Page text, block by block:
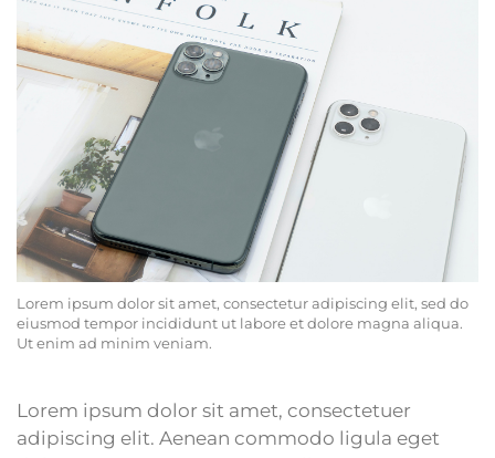
Lorem ipsum dolor sit amet, consectetur adipiscing elit, sed do
eiusmod tempor incididunt ut labore et dolore magna aliqua.
Ut enim ad minim veniam.
Lorem ipsum dolor sit amet, consectetuer
adipiscing elit. Aenean commodo ligula eget